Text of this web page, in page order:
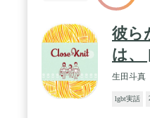
彼ら
は、
生田斗真
lgbt実話